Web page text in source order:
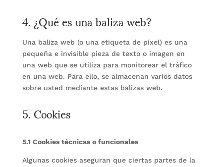
4. ¿Qué es una baliza web?
Una baliza web (o una etiqueta de píxel) es una
pequeña e invisible pieza de texto o imagen en
una web que se utiliza para monitorear el tráfico
en una web. Para ello, se almacenan varios datos
sobre usted mediante estas balizas web.
5. Cookies
5.1 Cookies técnicas o funcionales
Algunas cookies aseguran que ciertas partes de la